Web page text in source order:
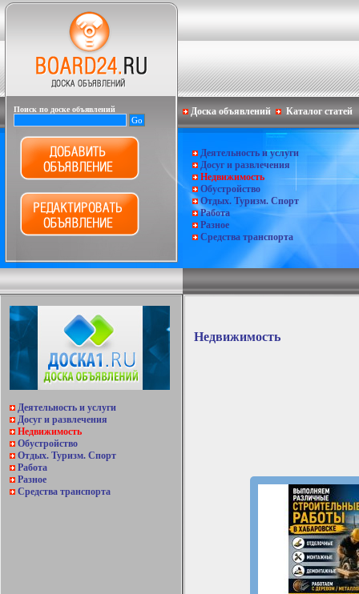
Поиск по доске объявлений
Деятельность и услуги
Досуг и развлечения
Недвижимость
Обустройство
Отдых. Туризм. Спорт
Работа
Разное
Средства транспорта
Доска объявлений Каталог статей
Деятельность и услуги
Досуг и развлечения
Недвижимость
Обустройство
Отдых. Туризм. Спорт
Работа
Разное
Средства транспорта
Недвижимость